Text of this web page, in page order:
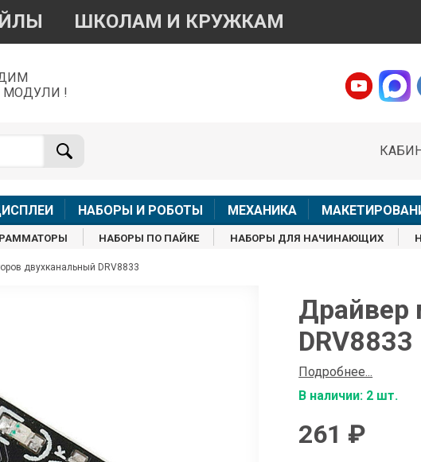
ШКОЛАМ И КРУЖКАМ
МОДУЛИ !
НАБОРЫ И РОБОТЫ МЕХАНИКА
НАБОРЫ ПО ПАЙКЕ НАБОРЫ ДЛЯ НАЧИНАЮЩИХ
двухканальный DRV8833
Драйвер
DRV8833
Подробнее...
В наличии: 2 шт.
261 ₽
×
По вопросам приобретения товара
+7 968 454 17 38
звонки и аудио сообщения не обслуживаются
Менеджер
shop@iarduino.ru
Менеджер
8 (499) 500-14-56